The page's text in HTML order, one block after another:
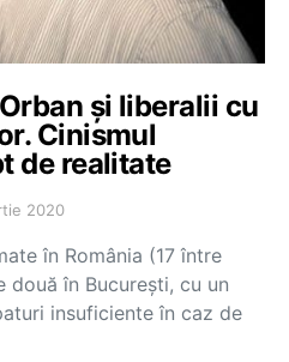
și liberalii cu
Cinismul
de realitate
2020
în România (17 între
în București, cu un
insuficiente în caz de